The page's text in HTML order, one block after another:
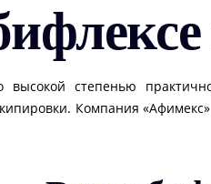
высокой степенью
Компания